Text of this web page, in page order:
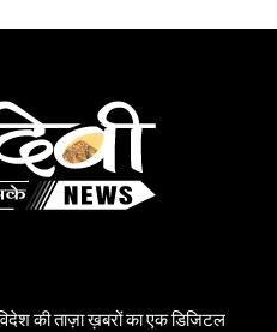
की ताज़ा ख़बरों का एक डिजिटल